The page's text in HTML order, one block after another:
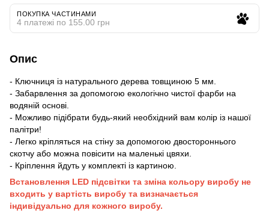
ПОКУПКА ЧАСТИНАМИ
4 платежі по 155.00 грн
Опис
- Ключниця із натурального дерева товщиною 5 мм.
- Забарвлення за допомогою екологічно чистої фарби на
водяній основі.
- Можливо підібрати будь-який необхідний вам колір із нашої
палітри!
- Легко кріпляться на стіну за допомогою двостороннього
скотчу або можна повісити на маленькі цвяхи.
- Кріплення йдуть у комплекті із картиною.
Встановлення LED підсвітки та зміна кольору виробу не
входить у вартість виробу та визначається
індивідуально для кожного виробу.